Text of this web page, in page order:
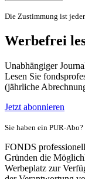
Die Zustimmung ist
Werbefrei
Unabhängiger
Lesen Sie
(jährliche
Jetzt abonnieren
Sie haben ein PUR-Abo?
FONDS
Gründen die
Werbeplatz zur